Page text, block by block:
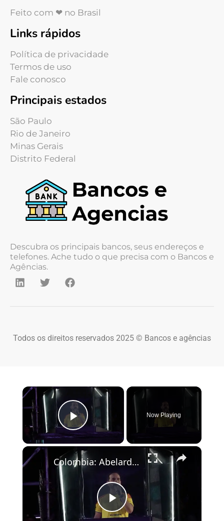
Feito com ❤ no Brasil
Links rápidos
Política de privacidade
Termos de uso
Fale conosco
Principais estados
São Paulo
Rio de Janeiro
Minas Gerais
Distrito Federal
Descubra os principais bancos, seus endereços e
telefones. Ache tudo o que precisa com o Bancos e
Agências.
Todos os direitos reservados 2025 © Bancos e agências
×
Play Video
Now Playing
×
Play Video
Colombia: Abelardo De La Espriella celebrates victory in Colombia presidential election.